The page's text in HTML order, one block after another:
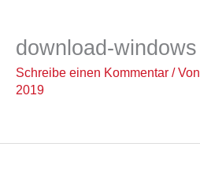
download-windows
Schreibe einen Kommentar / Von
2019